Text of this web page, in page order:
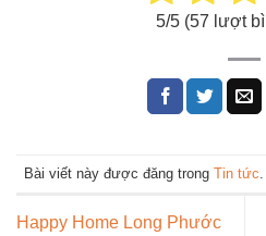
5/5 (57 lượt
Bài viết này được đăng trong Tin tức
Happy Home Long Phước